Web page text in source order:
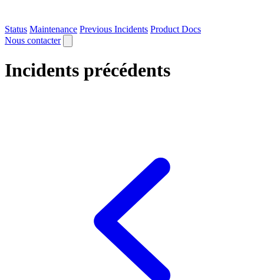
Status Maintenance Previous Incidents Product Docs
Nous contacter
Incidents précédents